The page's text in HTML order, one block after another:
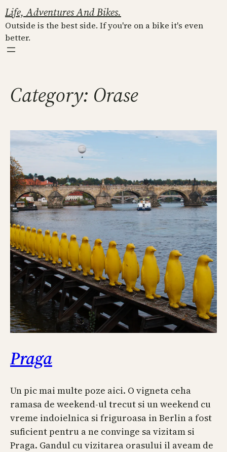
Skip
to
content
Life, Adventures And Bikes.
Outside is the best side. If you're on a bike it's even
better.
Category: Orase
Praga
Un pic mai multe poze aici. O vigneta ceha
ramasa de weekend-ul trecut si un weekend cu
vreme indoielnica si friguroasa in Berlin a fost
suficient pentru a ne convinge sa vizitam si
Praga. Gandul cu vizitarea orasului il aveam de